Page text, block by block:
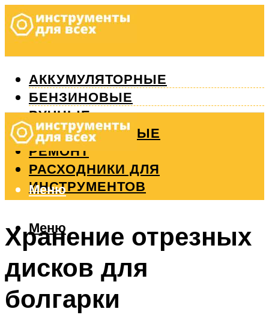
АККУМУЛЯТОРНЫЕ
БЕНЗИНОВЫЕ
РУЧНЫЕ
ИЗМЕРИТЕЛЬНЫЕ
РЕМОНТ
РАСХОДНИКИ ДЛЯ
ИНСТРУМЕНТОВ
Меню
Меню
Хранение отрезных
дисков для
болгарки